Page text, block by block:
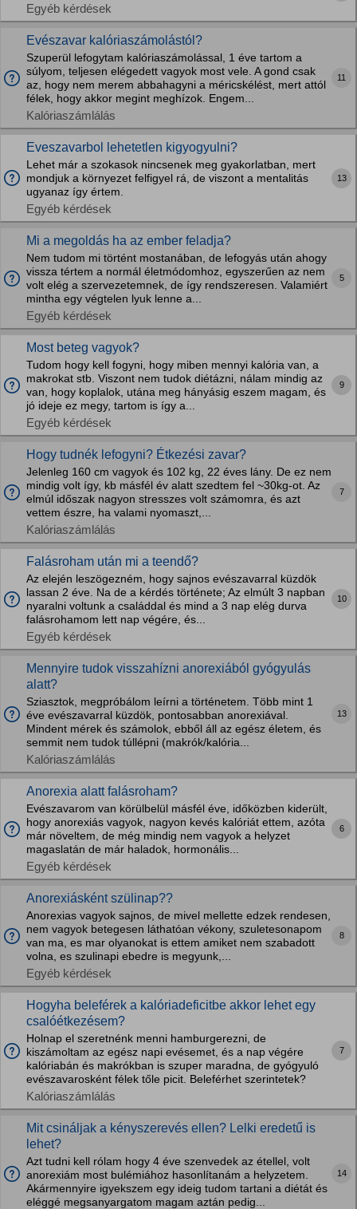
Egyéb kérdések
Evészavar kalóriaszámolástól?
Szuperül lefogytam kalóriaszámolással, 1 éve tartom a
súlyom, teljesen elégedett vagyok most vele. A gond csak
az, hogy nem merem abbahagyni a méricskélést, mert attól
félek, hogy akkor megint meghízok. Engem...
Kalóriaszámlálás
11
Eveszavarbol lehetetlen kigyogyulni?
Lehet már a szokasok nincsenek meg gyakorlatban, mert
mondjuk a környezet felfigyel rá, de viszont a mentalitás
ugyanaz így értem.
Egyéb kérdések
13
Mi a megoldás ha az ember feladja?
Nem tudom mi történt mostanában, de lefogyás után ahogy
vissza tértem a normál életmódomhoz, egyszerűen az nem
volt elég a szervezetemnek, de így rendszeresen. Valamiért
mintha egy végtelen lyuk lenne a...
Egyéb kérdések
5
Most beteg vagyok?
Tudom hogy kell fogyni, hogy miben mennyi kalória van, a
makrokat stb. Viszont nem tudok diétázni, nálam mindig az
van, hogy koplalok, utána meg hányásig eszem magam, és
jó ideje ez megy, tartom is így a...
Egyéb kérdések
9
Hogy tudnék lefogyni? Étkezési zavar?
Jelenleg 160 cm vagyok és 102 kg, 22 éves lány. De ez nem
mindig volt így, kb másfél év alatt szedtem fel ~30kg-ot. Az
elmúl időszak nagyon stresszes volt számomra, és azt
vettem észre, ha valami nyomaszt,...
Kalóriaszámlálás
7
Falásroham után mi a teendő?
Az elején leszögezném, hogy sajnos evészavarral küzdök
lassan 2 éve. Na de a kérdés története; Az elmúlt 3 napban
nyaralni voltunk a családdal és mind a 3 nap elég durva
falásrohamom lett nap végére, és...
Egyéb kérdések
10
Mennyire tudok visszahízni anorexiából gyógyulás
alatt?
Sziasztok, megpróbálom leírni a történetem. Több mint 1
éve evészavarral küzdök, pontosabban anorexiával.
Mindent mérek és számolok, ebből áll az egész életem, és
semmit nem tudok túllépni (makrók/kalória...
Kalóriaszámlálás
13
Anorexia alatt falásroham?
Evészavarom van körülbelül másfél éve, időközben kiderült,
hogy anorexiás vagyok, nagyon kevés kalóriát ettem, azóta
már növeltem, de még mindig nem vagyok a helyzet
magaslatán de már haladok, hormonális...
Egyéb kérdések
6
Anorexiásként szülinap??
Anorexias vagyok sajnos, de mivel mellette edzek rendesen,
nem vagyok betegesen láthatóan vékony, szuletesonapom
van ma, es mar olyanokat is ettem amiket nem szabadott
volna, es szulinapi ebedre is megyunk,...
Egyéb kérdések
8
Hogyha beleférek a kalóriadeficitbe akkor lehet egy
csalóétkezésem?
Holnap el szeretnénk menni hamburgerezni, de
kiszámoltam az egész napi evésemet, és a nap végére
kalóriabán és makrókban is szuper maradna, de gyógyuló
evészavarosként félek tőle picit. Beleférhet szerintetek?
Kalóriaszámlálás
7
Mit csináljak a kényszerevés ellen? Lelki eredetű is
lehet?
Azt tudni kell rólam hogy 4 éve szenvedek az étellel, volt
anorexiám most bulémiához hasonlítanám a helyzetem.
Akármennyire igyekszem egy ideig tudom tartani a diétát és
eléggé megsanyargatom magam aztán pedig...
14